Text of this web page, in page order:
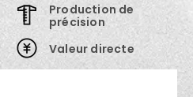
Production de
précision
Valeur directe